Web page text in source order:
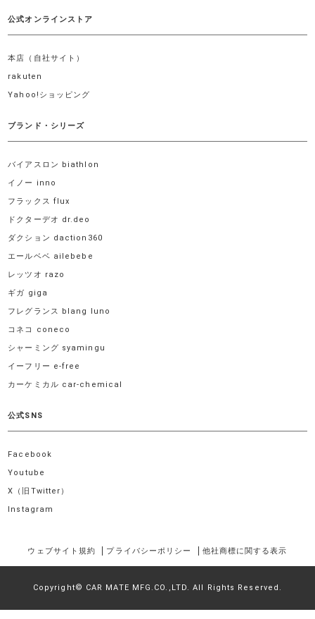
公式オンラインストア
本店（自社サイト）
rakuten
Yahoo!ショッピング
ブランド・シリーズ
バイアスロン biathlon
イノー inno
フラックス flux
ドクターデオ dr.deo
ダクション daction360
エールベベ ailebebe
レッツオ razo
ギガ giga
フレグランス blang luno
コネコ coneco
シャーミング syamingu
イーフリー e-free
カーケミカル car-chemical
公式SNS
Facebook
Youtube
X（旧Twitter）
Instagram
ウェブサイト規約 プライバシーポリシー 他社商標に関する表示
Copyright© CAR MATE MFG.CO.,LTD. All Rights Reserved.